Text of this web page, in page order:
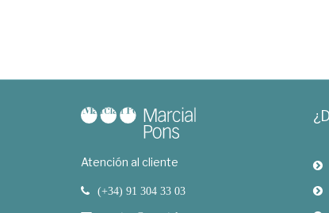
Atención al cliente
(+34) 91 304 33 03